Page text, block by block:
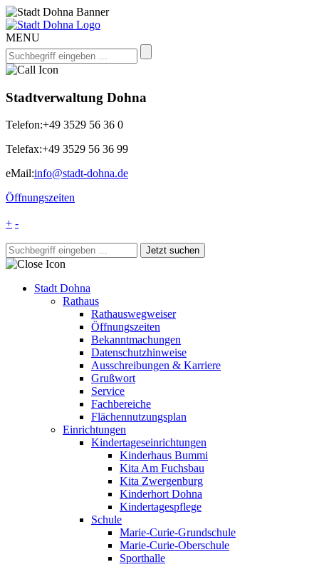
MENU
Stadtverwaltung Dohna
Telefon:+49 3529 56 36 0
Telefax:+49 3529 56 36 99
eMail:info@stadt-dohna.de
Öffnungszeiten
+ -
Stadt Dohna
Rathaus
Rathauswegweiser
Öffnungszeiten
Bekanntmachungen
Datenschutzhinweise
Ausschreibungen & Karriere
Grußwort
Service
Fachbereiche
Flächennutzungsplan
Einrichtungen
Kindertageseinrichtungen
Kinderhaus Bummi
Kita Am Fuchsbau
Kita Zwergenburg
Kinderhort Dohna
Kindertagespflege
Schule
Marie-Curie-Grundschule
Marie-Curie-Oberschule
Sporthalle